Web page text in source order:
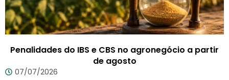
Penalidades do IBS e CBS no agronegócio a partir
de agosto
07/07/2026